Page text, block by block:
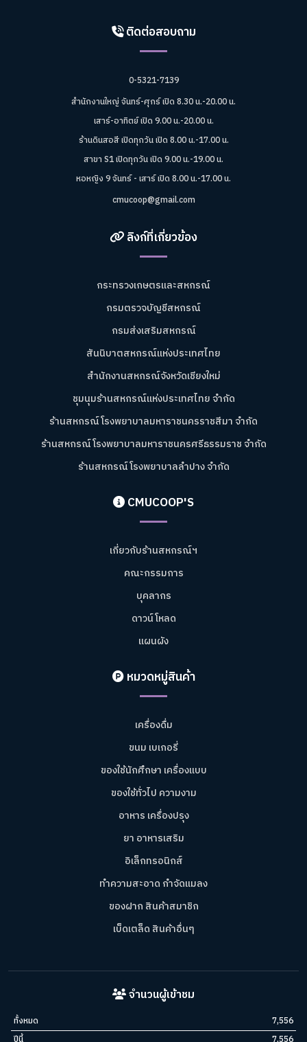
ติดต่อสอบถาม
0-5321-7139
สำนักงานใหญ่ จันทร์-ศุกร์ เปิด 8.30 น.-20.00 น.
เสาร์-อาทิตย์ เปิด 9.00 น.-20.00 น.
ร้านดินสอสี เปิดทุกวัน เปิด 8.00 น.-17.00 น.
สาขา S1 เปิดทุกวัน เปิด 9.00 น.-19.00 น.
หอหญิง 9 จันทร์ - เสาร์ เปิด 8.00 น.-17.00 น.
cmucoop@gmail.com
ลิงก์ที่เกี่ยวข้อง
กระทรวงเกษตรและสหกรณ์
กรมตรวจบัญชีสหกรณ์
กรมส่งเสริมสหกรณ์
สันนิบาตสหกรณ์แห่งประเทศไทย
สำนักงานสหกรณ์จังหวัดเชียงใหม่
ชุมนุมร้านสหกรณ์แห่งประเทศไทย จำกัด
ร้านสหกรณ์โรงพยาบาลมหาราชนครราชสีมา จำกัด
ร้านสหกรณ์โรงพยาบาลมหาราชนครศรีธรรมราช จำกัด
ร้านสหกรณ์โรงพยาบาลลำปาง จำกัด
CMUCOOP'S
เกี่ยวกับร้านสหกรณ์ฯ
คณะกรรมการ
บุคลากร
ดาวน์โหลด
แผนผัง
หมวดหมู่สินค้า
เครื่องดื่ม
ขนม เบเกอรี่
ของใช้นักศึกษา เครื่องแบบ
ของใช้ทั่วไป ความงาม
อาหาร เครื่องปรุง
ยา อาหารเสริม
อิเล็กทรอนิกส์
ทำความสะอาด กำจัดแมลง
ของฝาก สินค้าสมาชิก
เบ็ดเตล็ด สินค้าอื่นๆ
จำนวนผู้เข้าชม
ทั้งหมด
7,556